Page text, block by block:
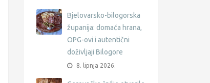
Bjelovarsko-bilogorska
županija: domaća hrana,
OPG-ovi i autentični
doživljaji Bilogore
8. lipnja 2026.